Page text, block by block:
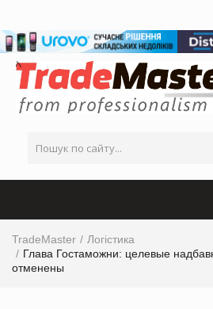
TradeMaster
Логістика
Глава Гостаможни: целевые
отменены